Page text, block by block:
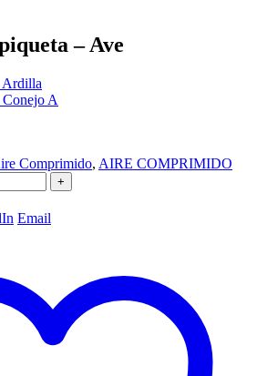
– Ave
Ardilla
A
Comprimido, AIRE COMPRIMIDO
+
Email